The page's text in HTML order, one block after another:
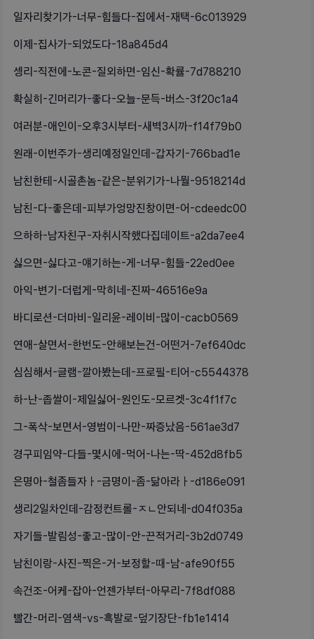
일자리찾기가-너무-힘들다-집에서-재택-6c013929
이제-집사가-되었도다-18a845d4
셍리-직전에-노콘-질외하면-임신-확률-7d788210
확실히-긴머리가-좋다-오늘-문득-버스-3f20c1a4
여러분-애인이-오후3시부터-새벽3시까-f14f79b0
원래-이번주가-생리예정일인데-갑자기-766bad1e
남친한테-시골촌놈-같은-분위기가-나뭘-9518214d
남친-다-좋은데-피부가엉망진창이면-어-cdeedc00
으하하-남자친구-자취시작했다집데이트-a2da7ee4
싫으면-싫다고-얘기하는-게-너무-힘들-22ed0ee
아익-변기-더럽게-막히네-진짜-46516e9a
바디로션-더마비-일리윤-레이비-많이-cacb0569
연애-살면서-한번도-안해보는건-어떤거-7ef640dc
심심해서-글램-깔아봤는데-프로필-티어-c5544378
하-난-좁쌀이-제일싫어-원인도-모르겟-3c4f1f7c
그-폭삭-보면서-영범이-나만-짜증났음-561ae3d7
경구피임약-다들-몇시에-먹어-나는-딱-452d8fb5
은명아-철좀들자ㅏ-금명이-좀-닮아라ㅏ-d186e091
생리2일차인데-감정컨트롤-ㅈㄴ안되네-d04f035a
자기들-발림성-좋고-많이-안-끈적거리-3b2d0749
남친이랑-사진-찍은-거-보정할-때-남-afe90f55
속건조-어케-잡아-언젠가부터-아무리-7f8df088
빨간-머리-염색-vs-흑발로-덮기장단-fb1e1414